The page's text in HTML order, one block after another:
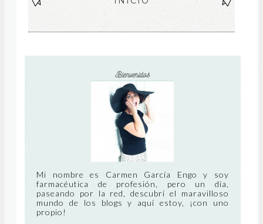
NT
E
Mi nombre es Carmen García Engo y soy
farmacéutica de profesión, pero un día,
paseando por la red, descubrí el maravilloso
mundo de los blogs y aquí estoy, ¡con uno
propio!